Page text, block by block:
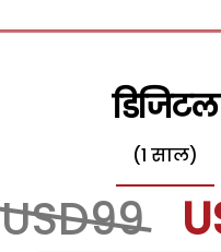
डिजिटल
(1 साल)
USD99